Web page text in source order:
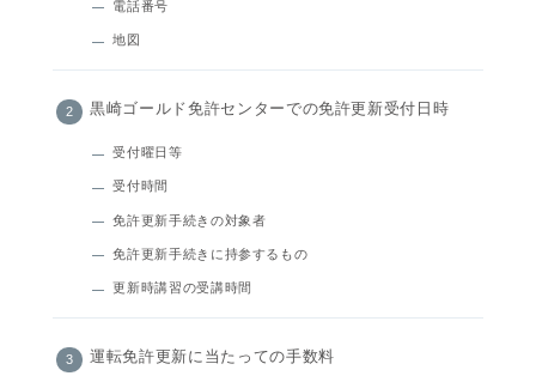
電話番号
地図
黒崎ゴールド免許センターでの免許更新受付日時
受付曜日等
受付時間
免許更新手続きの対象者
免許更新手続きに持参するもの
更新時講習の受講時間
運転免許更新に当たっての手数料